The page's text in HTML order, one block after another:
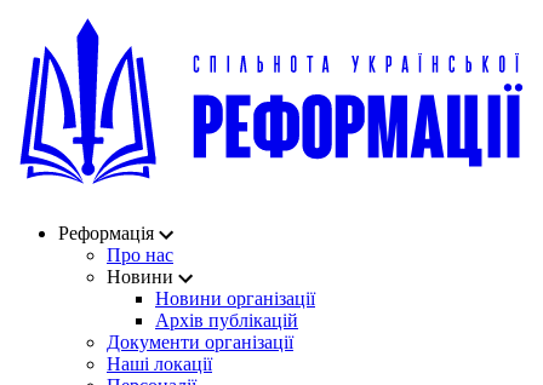
Реформація
Про нас
Новини
Новини організації
Архів публікацій
Документи організації
Наші локації